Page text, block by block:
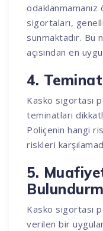
sigortaları,
sunmaktadır.
açısından en
4.
Kasko sigortası
teminatları
Poliçenin hangi
riskleri
5.
Kasko sigortası
verilen bir